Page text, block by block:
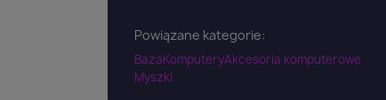
Powiązane kategorie:
BazaKomputeryAkcesoria komputerowe
Myszki